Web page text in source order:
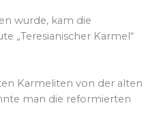
wurde, kam die
„Teresianischer Karmel“
Karmeliten von der alten
man die reformierten